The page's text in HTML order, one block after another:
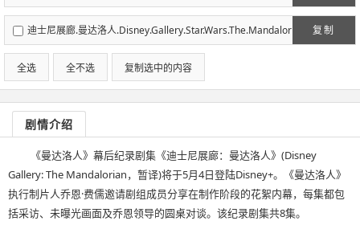
ian.S01E04.1080p.H265-NEW字幕组.mp4
复制
迪士尼展廊.曼达洛人.Disney.Gallery.Star.Wars.The.Mandalor
ian.S01E05.1080p.H265-NEW字幕组.mp4
全选 全不选 复制选中的内容
剧情介绍
《曼达洛人》幕后纪录剧集《迪士尼展廊：曼达洛人》(Disney
Gallery: The Mandalorian，暂译)将于5月4日登陆Disney+。《曼达洛人》
执行制片人乔恩·费儒邀请剧组成员分享在制作阶段的花絮内幕，每集都包
括采访、未曝光画面及乔恩领导的圆桌对谈。该纪录剧集共8集。